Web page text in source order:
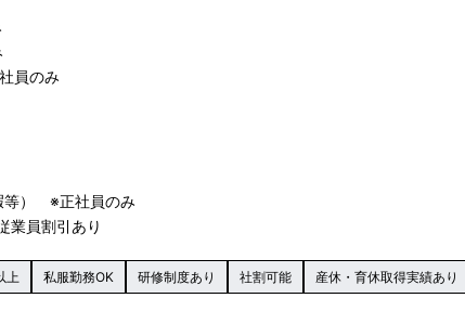
員のみ
等） ※正社員のみ
業員割引あり
上 私服勤務OK 研修制度あり 社割可能 産休・育休取得実績あり